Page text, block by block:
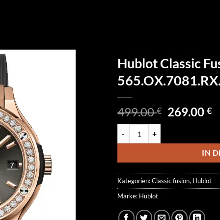
Hublot Classic
499.00€
499.00 €
269.00€
IN
Kategorien:Classic fusion, Hublot
Marke: Hublot